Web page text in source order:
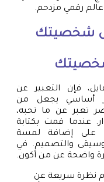
رقمي مزدحم.
شخصيتك
فإن التعبير عن
أساسي يجعل من
تعبر عن ما تحبه،
عندما قمت بكتابة
على إضافة لمسة
والتصميم. في
واضحة عن من أكون.
نظرة سريعة عن